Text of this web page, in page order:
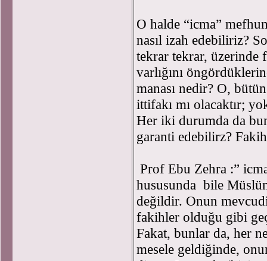
O halde “icma”
nasıl izah edebiliriz?
tekrar tekrar,
varlığını
manası nedir? O,
ittifakı mı olacaktır;
Her iki durumda da
garanti edebilirz?
Prof Ebu Zehra :”
hususunda bile
değildir. Onun
fakihler olduğu gibi
Fakat, bunlar da, her
mesele geldiğinde,